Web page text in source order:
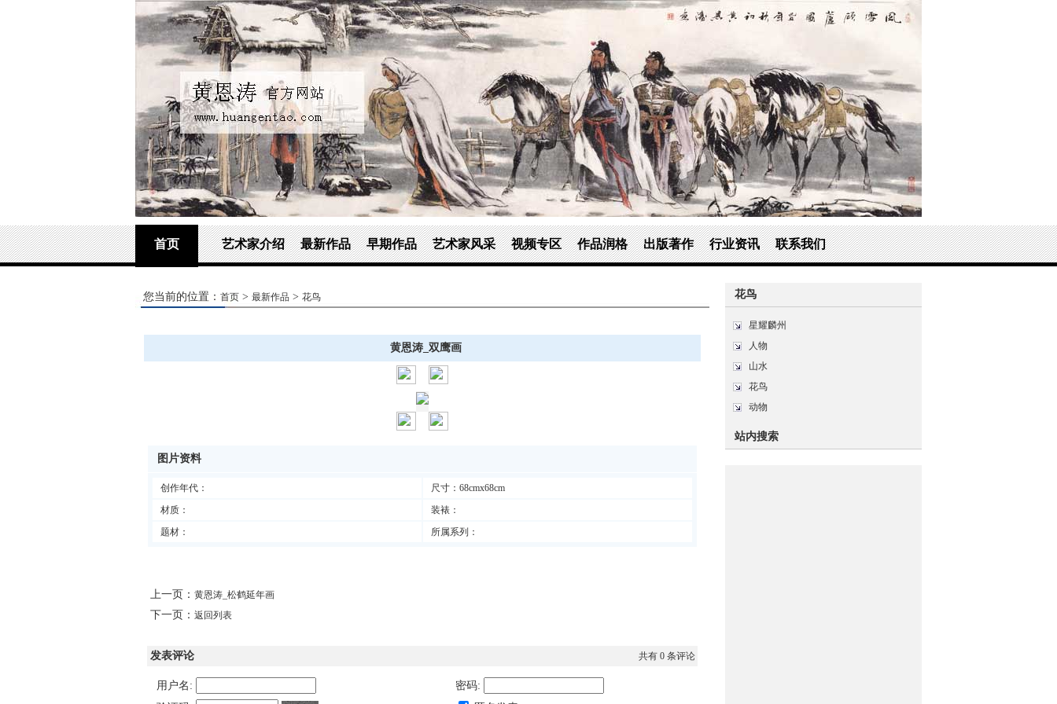
首页 艺术家介绍 最新作品 早期作品 艺术家风采 视频专区 作品润格 出版著作 行业资讯 联系我们
您当前的位置： 首页 > 最新作品 > 花鸟
黄恩涛_双鹰画
图片资料
创作年代：
尺寸：68cmx68cm
材质：
装裱：
题材：
所属系列：
上一页： 黄恩涛_松鹤延年画
下一页： 返回列表
发表评论 共有 0 条评论
用户名:
密码:
花鸟
星耀麟州
人物
山水
花鸟
动物
站内搜索